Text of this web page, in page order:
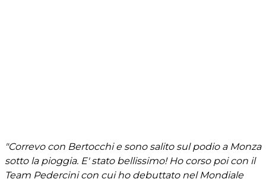
"Correvo con Bertocchi e sono salito sul podio a Monza
sotto la pioggia. E' stato bellissimo! Ho corso poi con il
Team Pedercini con cui ho debuttato nel Mondiale